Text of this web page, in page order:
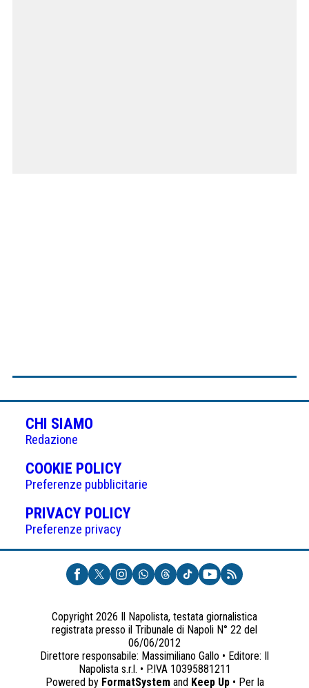
CHI SIAMO
Redazione
COOKIE POLICY(APRE
IN
UNA
NUOVA
Preferenze pubblicitarie
PRIVACY POLICY(APRE
UNA
NUOVA
SCHEDA)
Preferenze privacy
Copyright 2026 Il Napolista, testata giornalistica
registrata presso il Tribunale di Napoli N° 22 del
06/06/2012
Direttore responsabile: Massimiliano Gallo • Editore: Il
Napolista s.r.l. • P.IVA 10395881211
Powered by FormatSystemand Keep Up• Per la